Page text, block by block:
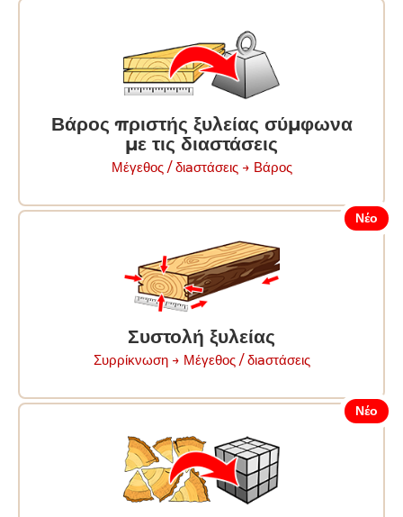
Βάρος πριστής ξυλείας σύμφωνα
με τις διαστάσεις
Μέγεθος / διaστάσεις → Βάρος
Νέο
Συστολή ξυλείας
Συρρίκνωση → Μέγεθος / διaστάσεις
Νέο